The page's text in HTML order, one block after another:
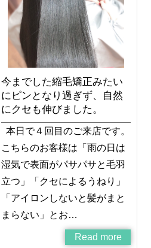
今までした縮毛矯正みたい
にピンとなり過ぎず、自然
にクセも伸びました。
本日で４回目のご来店です。
こちらのお客様は「雨の日は
湿気で表面がパサパサと毛羽
立つ」「クセによるうねり」
「アイロンしないと髪がまと
まらない」とお…
Read more